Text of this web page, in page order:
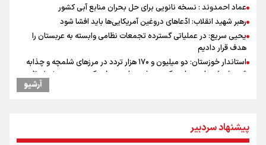
عماد احمدوند : نسخه نانویی برای حل بحران منابع آبی کشور
رهبر شهید انقلاب: ادّعاهای دروغین آمریکایی‌ها باید افشا شود
یحیی سریع: در عملیاتی گسترده تجمعات نظامی وابسته به عربستان را
هدف قرار دادیم
استاندار خوزستان: دو میلیون و ۱۷۰ هزار تردد در مرزهای شلمچه و چذابه
ثبت شد / برپایی هزار موکب در خوزستان و ۱۰۰ موکب در مسیر نجف تا
جابجایی مرکز ثقل اقتصاد جهان انجام شد/ فرصت طلایی برای اقتصاد
ایران +نمودار
آرشیو
پیشنهاد سردبیر